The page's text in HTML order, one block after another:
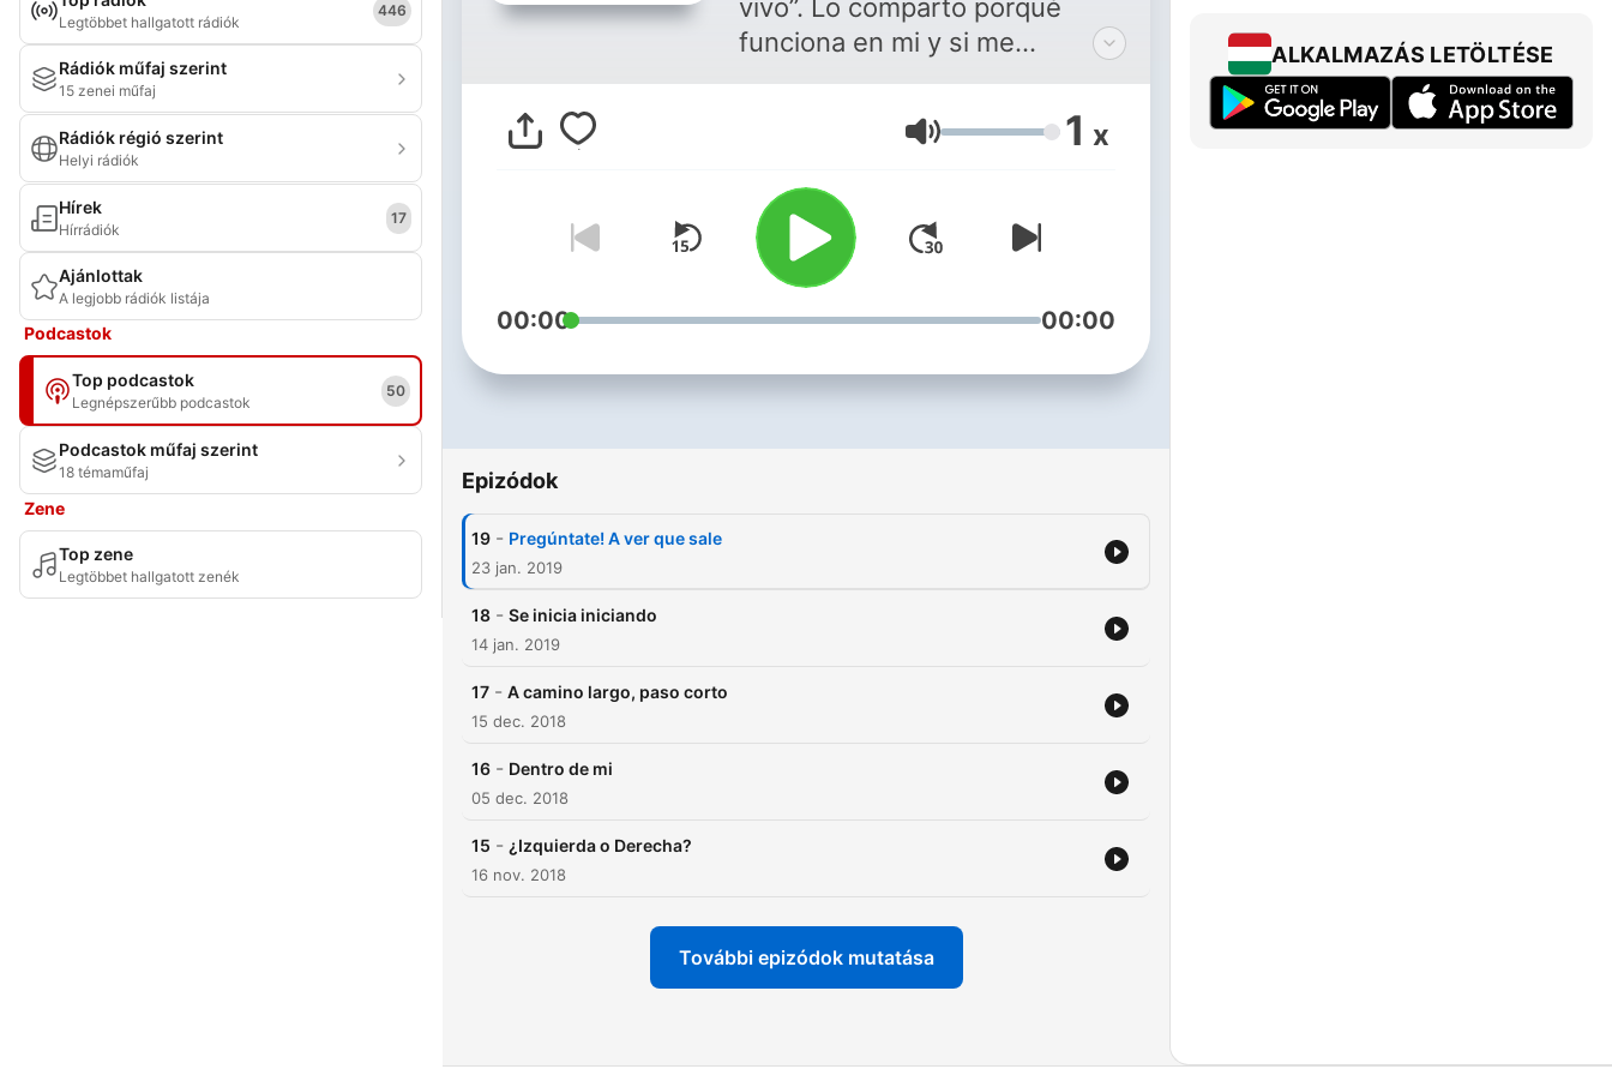
Legtöbbet hallgatott rádiók
446
Rádiók műfaj szerint
15 zenei műfaj
Rádiók régió szerint
Helyi rádiók
Hírek
Hírrádiók
17
Ajánlottak
A legjobb rádiók listája
Podcastok
Top podcastok
Legnépszerűbb podcastok
50
Podcastok műfaj szerint
18 témaműfaj
Zene
Top zene
Legtöbbet hallgatott zenék
vivo”. Lo comparto porqué
funciona en mi y si me
funciona a mi púeque te
funcione a ti . . .
Hangerő 1 x
00:00 00:00
Epizódok
19 - Pregúntate! A ver que sale
23 jan. 2019
18 - Se inicia iniciando
14 jan. 2019
17 - A camino largo, paso corto
15 dec. 2018
16 - Dentro de mi
05 dec. 2018
15 - ¿Izquierda o Derecha?
16 nov. 2018
További epizódok mutatása
ALKALMAZÁS LETÖLTÉSE